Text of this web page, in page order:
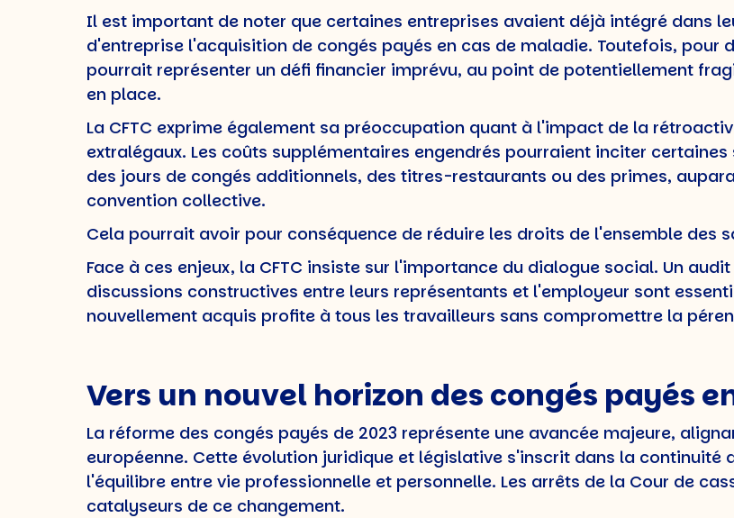
Il est important de noter que certaines entreprises avaient déjà intégré dans
d'entreprise l'acquisition de congés payés en cas de maladie. Toutefois,
pourrait représenter un défi financier imprévu, au point de potentiellement
en place.
La CFTC exprime également sa préoccupation quant à l'impact de la
extralégaux. Les coûts supplémentaires engendrés pourraient inciter
des jours de congés additionnels, des titres-restaurants ou des primes,
convention collective.
Cela pourrait avoir pour conséquence de réduire les droits de l'ensemble des
Face à ces enjeux, la CFTC insiste sur l'importance du dialogue social. Un
discussions constructives entre leurs représentants et l'employeur sont
nouvellement acquis profite à tous les travailleurs sans compromettre la
Vers un nouvel horizon des congés payés
La réforme des congés payés de 2023 représente une avancée majeure,
européenne. Cette évolution juridique et législative s'inscrit dans la continuité
l'équilibre entre vie professionnelle et personnelle. Les arrêts de la Cour de
catalyseurs de ce changement.